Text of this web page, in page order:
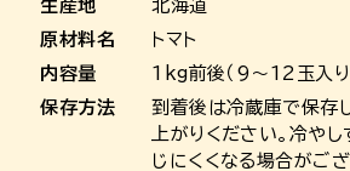
生産地
北海道
原材料名
トマト
内容量
1kg前後（9～12玉入り
保存方法
到着後は冷蔵庫で保存
上がりください。冷や
じにくくなる場合がご